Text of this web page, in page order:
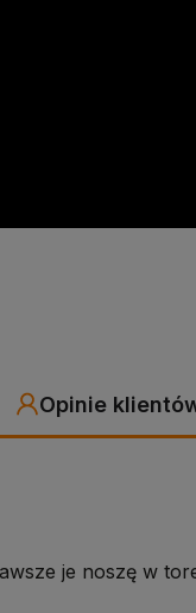
Opinie
je noszę w